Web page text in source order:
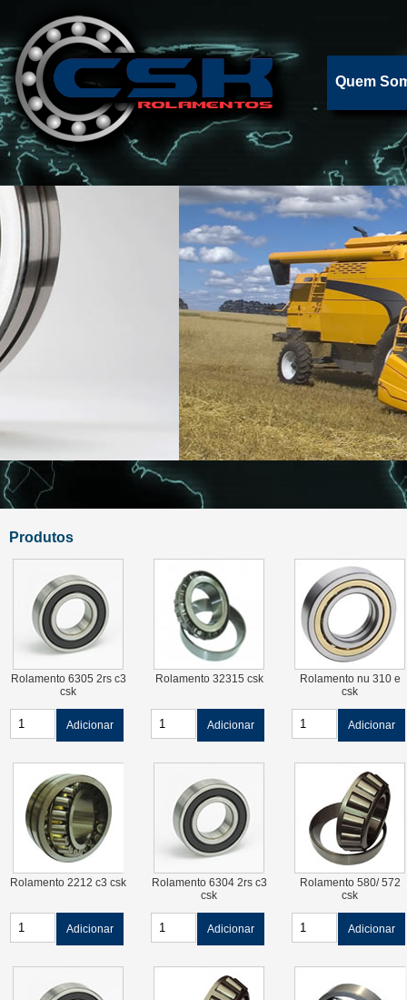
Quem
Produtos
Rolamento 6305 2rs c3
csk
Adicionar
Rolamento 32315 csk
Adicionar
Rolamento nu 310 e
csk
Adicionar
Rolamento 2212 c3 csk
Adicionar
Rolamento 6304 2rs c3
csk
Adicionar
Rolamento 580/ 572
csk
Adicionar